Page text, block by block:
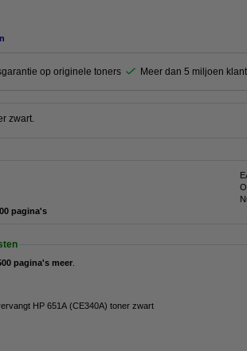
op originele toners Meer dan 5 miljoen
zwart.
pagina's
pagina's meer
HP 651A (CE340A) toner zwart